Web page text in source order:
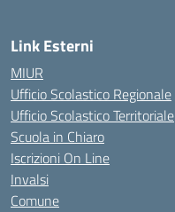
Link Esterni
MIUR
Ufficio Scolastico Regionale
Ufficio Scolastico Territoriale
Scuola in Chiaro
Iscrizioni On Line
Invalsi
Comune